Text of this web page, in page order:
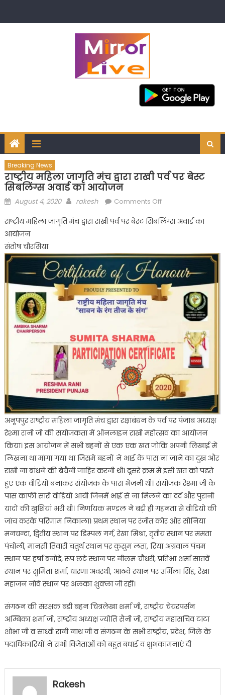
Breaking News
राष्ट्रीय महिला जागृति मंच द्वारा राखी पर्व पर बेस्ट
सिबलिंग्स अवार्ड का आयोजन
Posted
August 4, 2020 Author
rakesh Comments Offon
महिला
द्वारा
राखी
पर्व
पर
बेस्ट
सिबलिंग्स
आयोजन
राष्ट्रीय महिला जागृति मंच द्वारा राखी पर्व पर बेस्ट सिबलिंग्स अवार्ड का
आयोजन
संतोष चौरसिया
अनूपपुर राष्ट्रीय महिला जागृति मंच द्वारा रक्षाबंधन के पर्व पर पंजाब अध्यक्ष
रेश्मा रानी जी की संयोजकता में ऑनलाइन राखी महोत्सव का आयोजन
किया। इस आयोजन में सभी बहनों से एक एक खत जोकि अपनी लिखाई में
लिखना था मांगा गया था जिसमे बहनों ने भाई के पास ना जाने का दुख और
राखी ना बांधने की बेचैनी जाहिर करनी थी। दूसरे क्रम में इसी खत को पढ़ते
हुए एक वीडियो बनाकर संयोजक के पास भेजनी थी। संयोजक रेश्मा जी के
पास काफी सारी वीडियो आयी जिनमें भाई से ना मिलने का दर्द और पुरानी
यादों की खुशियां भरी थी। निर्णायक मण्डल ने बड़ी ही गहनता से वीडियो की
जांच करके परिणाम निकाला। प्रथम स्थान पर रंजीत कोर ओर सोनिया
मनचन्दा, द्वितीय स्थान पर डिम्पल गर्ग, रेखा मिश्रा, तृतीय स्थान पर ममता
पंचोली, मानसी तिवारी चतुर्थ स्थान पर कुसुम लता, रिया अग्रवाल पंचम
स्थान पर हर्षा बनोदे, रूप छटे स्थान पर नीलम चौधरी, प्रतिभा शर्मा सातवें
स्थान पर सुमिता शर्मा, धारणा अवस्थी, आठवें स्थान पर उर्मिला सिंह, रेखा
महाजन नोवे स्थान पर अलका शुक्ला जी रहीं।
संगठन की संरक्षक बड़ी बहन चित्रलेखा शर्मा जी, राष्ट्रीय चेयरपर्सन
अम्बिका शर्मा जी, राष्ट्रीय अध्यक्ष ज्योति सैनी जी, राष्ट्रीय महासचिव टाटा
शोभा जी व साध्वी रानी नाथ जी व संगठन के सभी राष्ट्रीय, प्रदेश, जिले के
पदाधिकारियों ने सभी विजेताओं को बहुत बधाई व शुभकामनाएं दी
Rakesh